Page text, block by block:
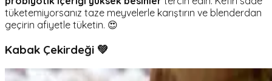
tüketemiyorsanız taze meyvelerle karıştırın ve blenderdan
geçirin afiyetle tüketin. 😍
Kabak Çekirdeği 💚